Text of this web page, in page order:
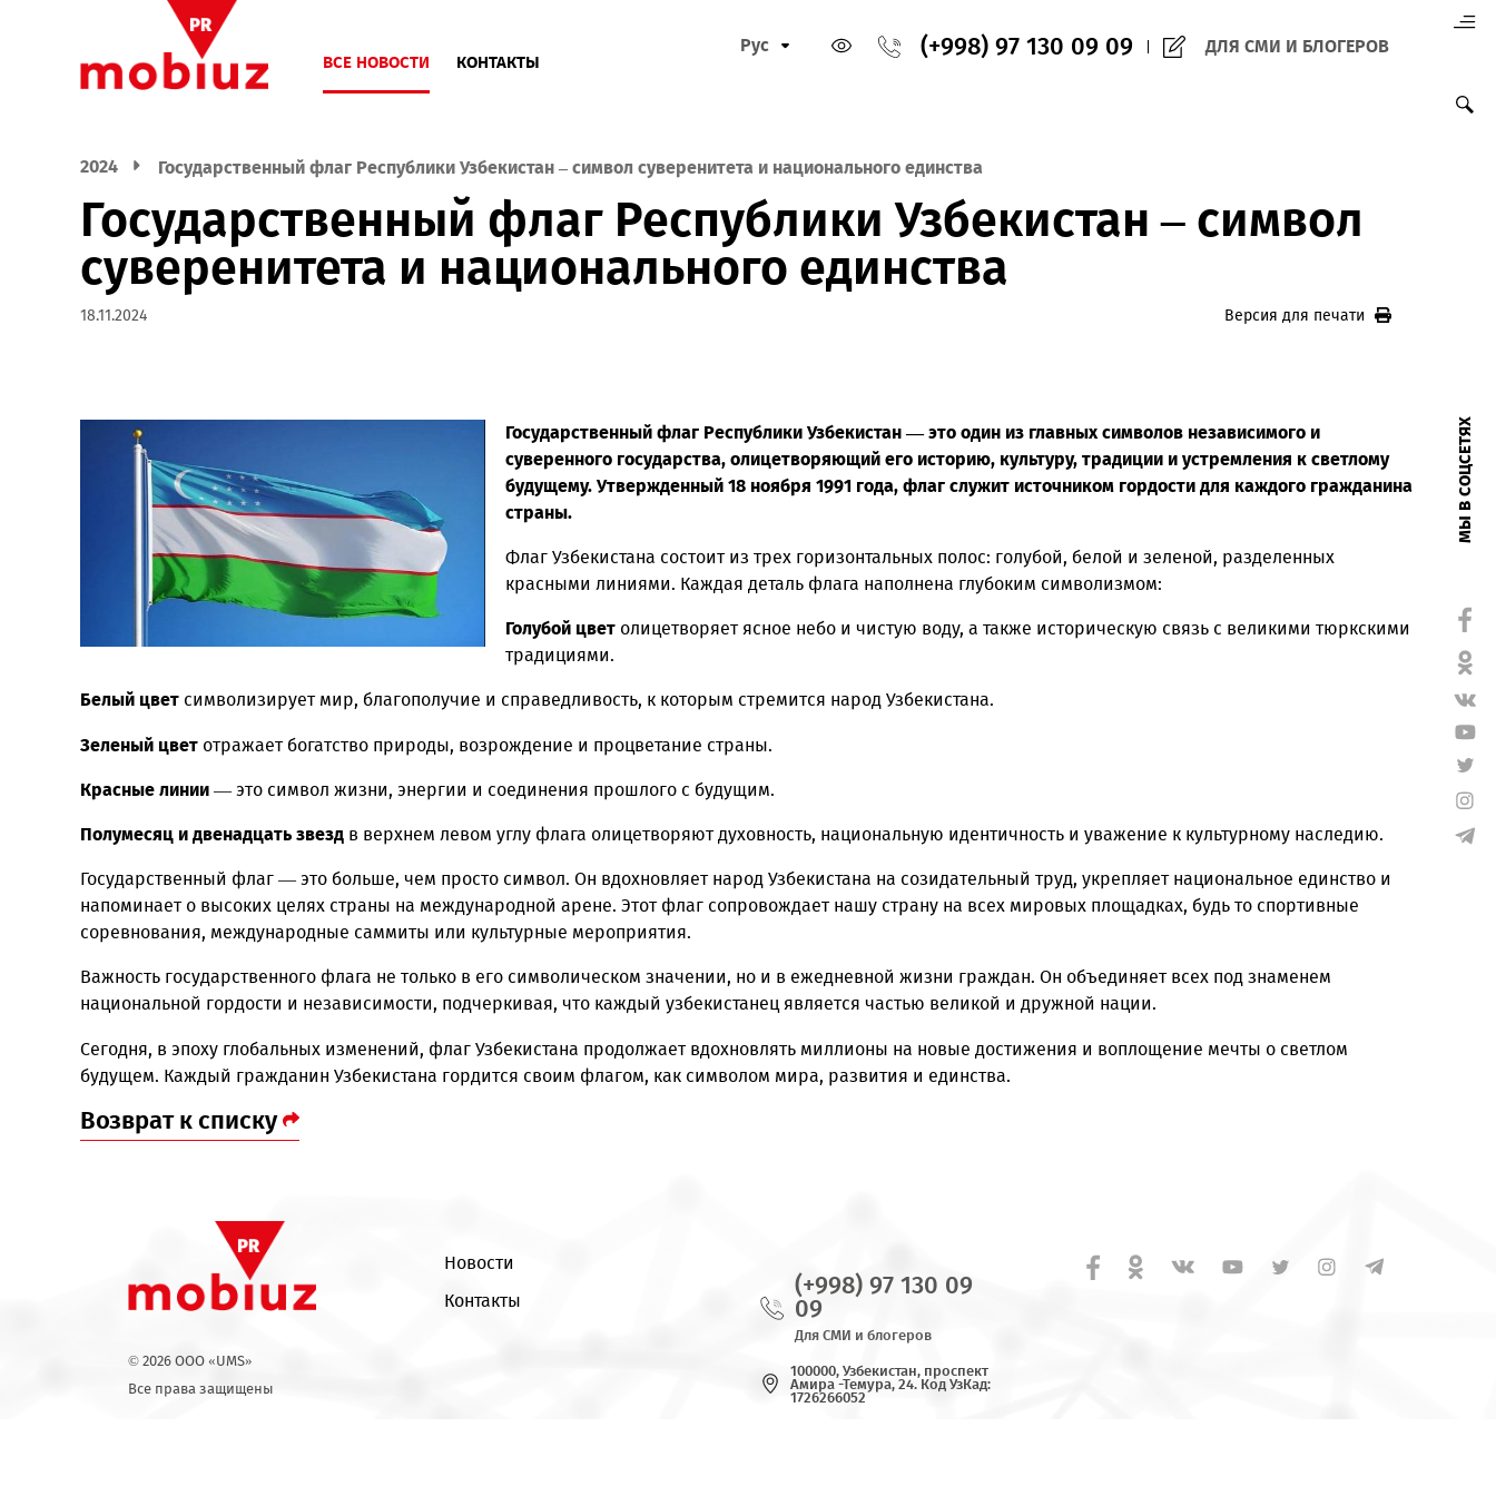
ВСЕ НОВОСТИ КОНТАКТЫ
Рус (+998) 97 130 09 09 ДЛЯ СМИ И
Государственный флаг Республики Узбекистан – символ суверенитета и национального единства
Государственный флаг Республики Узбекистан –
суверенитета и национального единства
Государственный флаг Республики Узбекистан — это один из главных символов независимого и
суверенного государства, олицетворяющий его историю, культуру, традиции и устремления к
будущему. Утвержденный 18 ноября 1991 года, флаг служит источником гордости для каждого
страны.
Флаг Узбекистана состоит из трех горизонтальных полос: голубой, белой и зеленой, разделенных
красными линиями. Каждая деталь флага наполнена глубоким символизмом:
Голубой цветолицетворяет ясное небо и чистую воду, а также историческую связь с великими
Белый цвет символизирует мир, благополучие и справедливость, к которым стремится народ Узбекистана.
Зеленый цветотражает богатство природы, возрождение и процветание страны.
Красные линии — это символ жизни, энергии и соединения прошлого с будущим.
Полумесяц и двенадцать звездв верхнем левом углу флага олицетворяют духовность, национальную идентичность и уважение к культурному
Государственный флаг — это больше, чем просто символ. Он вдохновляет народ Узбекистана на созидательный труд, укрепляет национальное
напоминает о высоких целях страны на международной арене. Этот флаг сопровождает нашу страну на всех мировых площадках, будь то
соревнования, международные саммиты или культурные мероприятия.
Важность государственного флага не только в его символическом значении, но и в ежедневной жизни граждан. Он объединяет всех под знаменем
национальной гордости и независимости, подчеркивая, что каждый узбекистанец является частью великой и дружной нации.
Возврат к списку